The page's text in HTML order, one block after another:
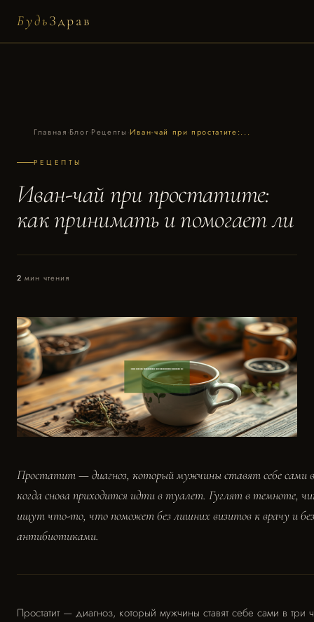
БудьЗдрав
Главная·Блог·Рецепты·Иван-чай при простатите:...
РЕЦЕПТЫ
Иван-чай при простатите:
как принимать и помогает ли
2 мин чтения
Простатит — диагноз, который мужчины ставят себе сами
когда снова приходится идти в туалет. Гуглят в темноте,
ищут что-то, что поможет без лишних визитов к врачу и без
антибиотиками.
Простатит — диагноз, который мужчины ставят себе сами в три